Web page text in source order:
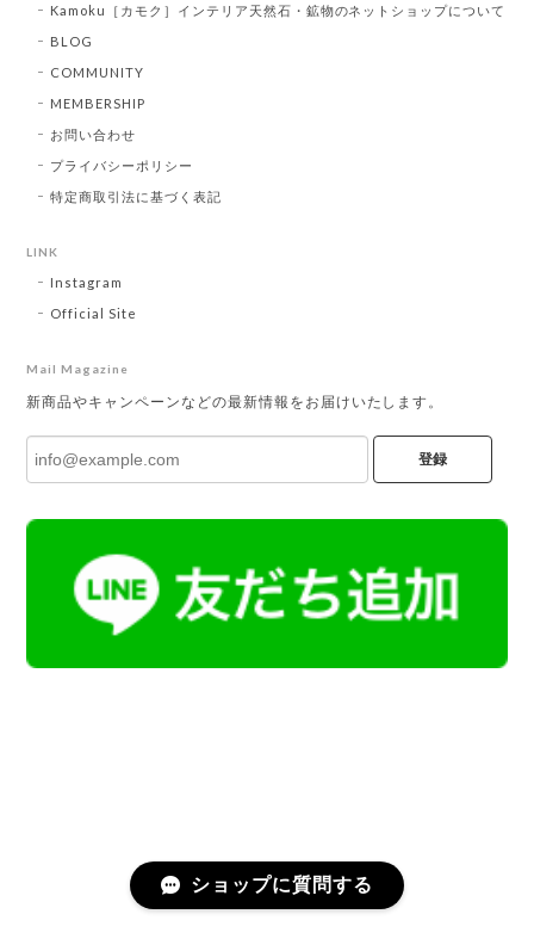
Kamoku［カモク］インテリア天然石・鉱物のネットショップについて
BLOG
COMMUNITY
MEMBERSHIP
お問い合わせ
プライバシーポリシー
特定商取引法に基づく表記
LINK
Instagram
Official Site
Mail Magazine
新商品やキャンペーンなどの最新情報をお届けいたします。
登録
ショップに質問する